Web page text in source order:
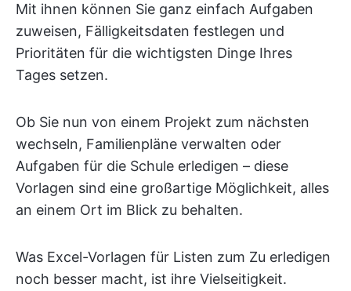
Mit ihnen können Sie ganz einfach Aufgaben
zuweisen, Fälligkeitsdaten festlegen und
Prioritäten für die wichtigsten Dinge Ihres
Tages setzen.
Ob Sie nun von einem Projekt zum nächsten
wechseln, Familienpläne verwalten oder
Aufgaben für die Schule erledigen – diese
Vorlagen sind eine großartige Möglichkeit, alles
an einem Ort im Blick zu behalten.
Was Excel-Vorlagen für Listen zum Zu erledigen
noch besser macht, ist ihre Vielseitigkeit.